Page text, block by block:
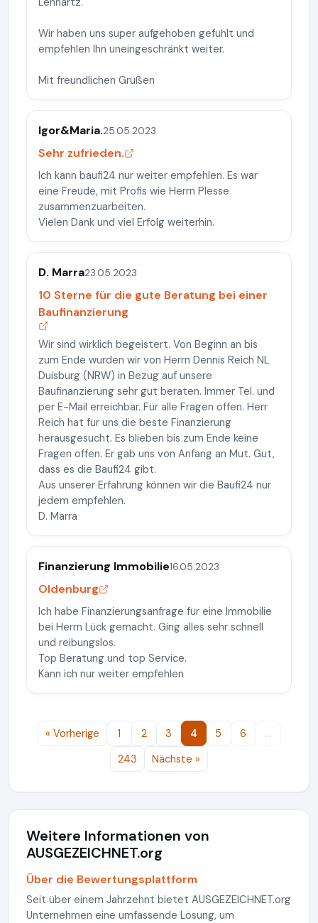
Wir haben uns super aufgehoben gefühlt und
empfehlen Ihn uneingeschränkt weiter.
Mit freundlichen Grüßen
Igor&Maria.25.05.2023
Sehr zufrieden.
Ich kann baufi24 nur weiter empfehlen. Es war
eine Freude, mit Profis wie Herrn Plesse
zusammenzuarbeiten.
Vielen Dank und viel Erfolg weiterhin.
D. Marra23.05.2023
10 Sterne für die gute Beratung bei einer
Baufinanzierung
Wir sind wirklich begeistert. Von Beginn an bis
zum Ende wurden wir von Herrn Dennis Reich NL
Duisburg (NRW) in Bezug auf unsere
Baufinanzierung sehr gut beraten. Immer Tel. und
per E-Mail erreichbar. Für alle Fragen offen. Herr
Reich hat für uns die beste Finanzierung
herausgesucht. Es blieben bis zum Ende keine
Fragen offen. Er gab uns von Anfang an Mut. Gut,
dass es die Baufi24 gibt.
Aus unserer Erfahrung können wir die Baufi24 nur
jedem empfehlen.
D. Marra
Finanzierung Immobilie16.05.2023
Oldenburg
Ich habe Finanzierungsanfrage für eine Immobilie
bei Herrn Lück gemacht. Ging alles sehr schnell
und reibungslos.
Top Beratung und top Service.
Kann ich nur weiter empfehlen
« Vorherige 1 2 3 4 5 6
…
243
Nächste »
Weitere Informationen von
AUSGEZEICHNET.org
Über die Bewertungsplattform
Seit über einem Jahrzehnt bietet AUSGEZEICHNET.org
Unternehmen eine umfassende Lösung, um